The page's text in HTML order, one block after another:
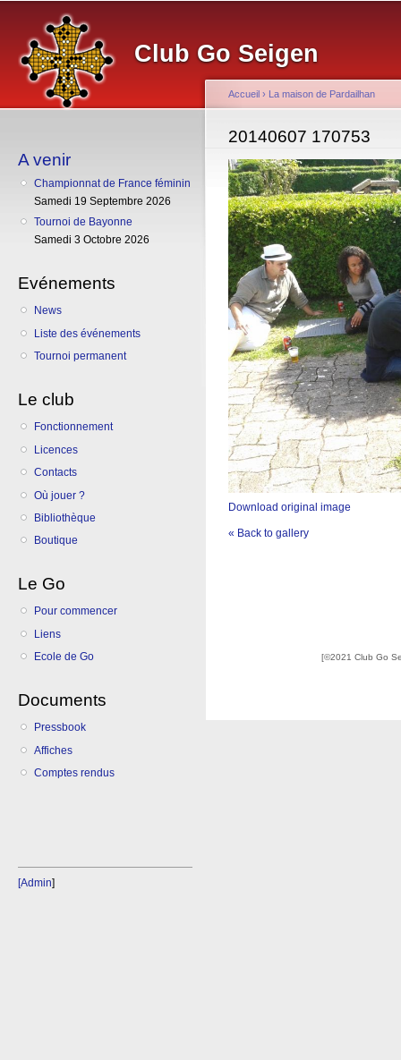
Club Go Seigen
A venir
Championnat de France féminin
Samedi 19 Septembre 2026
Tournoi de Bayonne
Samedi 3 Octobre 2026
Evénements
News
Liste des événements
Tournoi permanent
Le club
Fonctionnement
Licences
Contacts
Où jouer ?
Bibliothèque
Boutique
Le Go
Pour commencer
Liens
Ecole de Go
Documents
Pressbook
Affiches
Comptes rendus
[Admin]
Vous êtes ici
Accueil › La maison de Pardailhan
20140607 170753
Download original image
« Back to gallery
[©2021 Club Go